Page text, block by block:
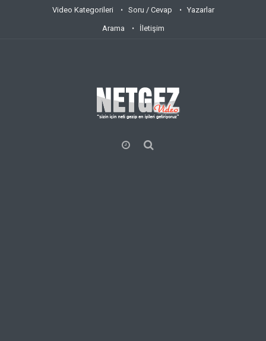
Video Kategorileri Soru / Cevap Yazarlar
Arama İletişim